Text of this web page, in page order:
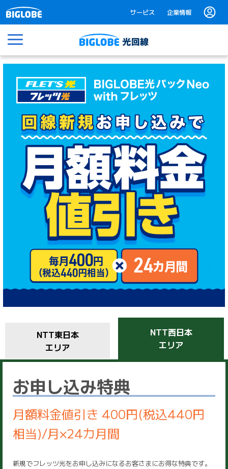
サービス 企業情報
NTT東日本
エリア
NTT西日本
エリア
お申し込み特典
月額料金値引き 400円(税込440円
相当)/月×24カ月間
新規でフレッツ光をお申し込みになるお客さまにお得な特典です。